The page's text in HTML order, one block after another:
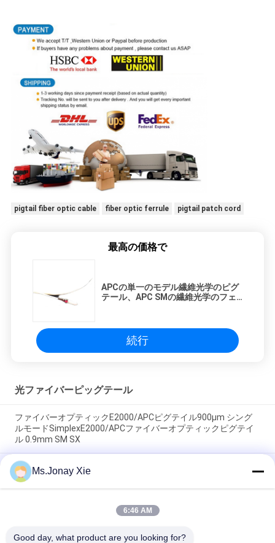
pigtail fiber optic cable fiber optic ferrule pigtail patch cord
最高の価格で
APCの単一のモデル繊維光学のピグ
テール、APC SMの繊維光学のフェ
続行
光ファイバーピッグテール
ファイバーオプティックE2000/APCピグテイル900μm シング
ルモードSimplexE2000/APCファイバーオプティックピグテイ
ル 0.9mm SM SX
12Fiberリボン繊維のピグテールSC/APCの繊維光学のピグテー
ル12colorsのリボンはキット0.9mmに送風する
平らなリボン繊維のピグテール12Coreのファン・アウト0.9mm
SM尾12fiber FC/APC繊維のOptucのピグテールIEMの等級B1の
Ms.Jonay Xie
6:46 AM
Good day, what product are you looking for?